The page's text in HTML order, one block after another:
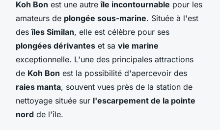
Koh Bon est une autreîle incontournable pour les
amateurs de plongée sous-marine. Située à l'est
desîles Similan, elle est célèbre pour ses
plongées dérivantes et sa vie marine
exceptionnelle. L'une des principales attractions
de Koh Bon est la possibilité d'apercevoir des
raies manta, souvent vues près de la station de
nettoyage située sur l'escarpement de la pointe
nord de l'île.